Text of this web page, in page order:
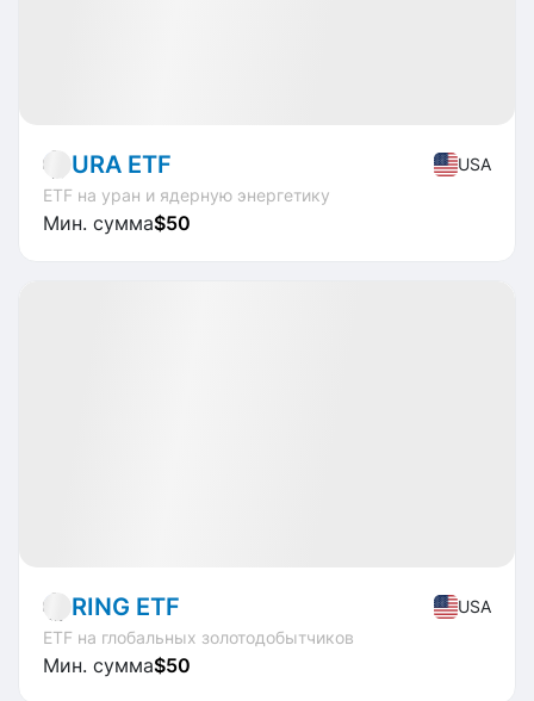
URA ETF
USA
ETF на уран и ядерную энергетику
Мин. сумма$50
RING ETF
USA
ETF на глобальных золотодобытчиков
Мин. сумма$50